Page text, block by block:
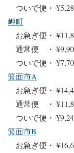
ついで便・
岬町
お急ぎ便・
通常便 ・
ついで便・
箕面市A
お急ぎ便・
通常便 ・
ついで便・
箕面市B
お急ぎ便・